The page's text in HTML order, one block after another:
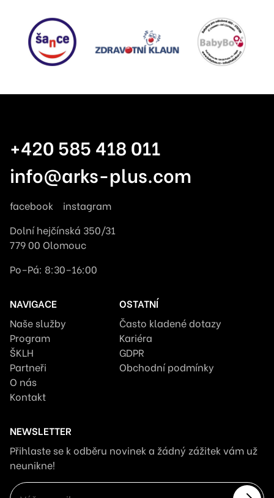
+420 585 418 011
info@arks-plus.com
facebook
instagram
Dolní hejčínská 350/31
779 00 Olomouc
Po–Pá: 8:30–16:00
NAVIGACE
Naše služby
Program
ŠKLH
Partneři
O nás
Kontakt
OSTATNÍ
Často kladené dotazy
Kariéra
GDPR
Obchodní podmínky
NEWSLETTER
Přihlaste se k odběru novinek a žádný zážitek vám už
neunikne!